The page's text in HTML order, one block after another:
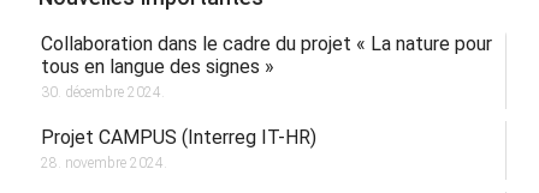
Collaboration dans le cadre du projet « La nature pour
tous en langue des signes »
30. décembre 2024.
Projet CAMPUS (Interreg IT-HR)
28. novembre 2024.